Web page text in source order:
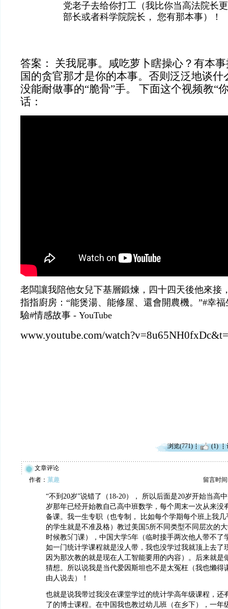
党老子去给你打工（我比你当高法院长
部长或者科学院院长， 您有那本事）！
答案： 关我屁事。咸吃萝卜瞎操心？有本
国的贪官那才是你的本事。否则泛泛地谈
没能耐做事的“脆骨”手。 下面这个视频教“
话：
老闆讓我陪他女兒下基層鍛煉，四十四天後他來接
指指廚房：“能煲湯、能修屋、還會開農機。”#幸
驗#情感故事 - YouTube
www.youtube.com/
浏览(771) (1)
文章评论
作者： 菓趣 留言时间
“不到20岁”说错了（18-20）， 所以后面是20岁开始当高
岁那年已经开始教自己高中班数学，每个周末一次从来没
备课。我一生专职（也专制， 比如每个学期每个班上我
的学生就是不准及格）教过美国5所不同类型不同层次的
时候教5门课），中国大学5年（临时接手两次他人带不了
如一门统计学课程就是没人带，我也没学过我就顶上去了
因为那次教的就是现在人工智能要用的内容）。后来就是
猜想。所以说我是当代爱因斯坦也不是太冤枉（我也懒得
由人说去）！
也就是说我带过我没在课堂学过的统计学高年级课程，还
了的博士课程。在中国我也教过幼儿班（在乡下），一年